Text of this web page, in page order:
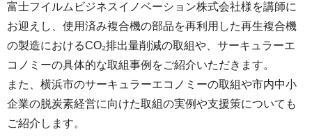
富士フイルムビジネスイノベーション株式会社様を講師に
お迎えし、使用済み複合機の部品を再利用した再生複合機
の製造におけるCO₂排出量削減の取組や、サーキュラーエ
コノミーの具体的な取組事例をご紹介いただきます。
また、横浜市のサーキュラーエコノミーの取組や市内中小
企業の脱炭素経営に向けた取組の実例や支援策についても
ご紹介します。